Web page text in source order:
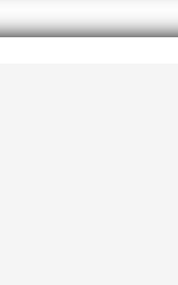
åka på
och fokuserade